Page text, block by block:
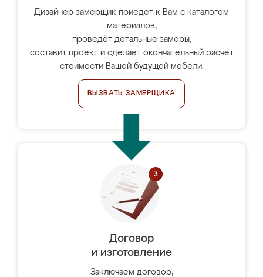
Дизайнер-замерщик приедет к Вам с каталогом
материалов,
проведёт детальные замеры,
составит проект и сделает окончательный расчёт
стоимости Вашей будущей мебели.
ВЫЗВАТЬ ЗАМЕРЩИКА
Договор
и изготовление
Заключаем договор,